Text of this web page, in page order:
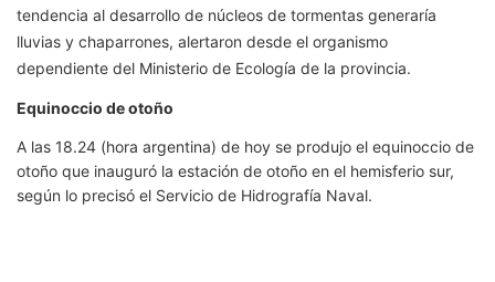
tendencia al desarrollo de núcleos de tormentas generaría
lluvias y chaparrones, alertaron desde el organismo
dependiente del Ministerio de Ecología de la provincia.
Equinoccio de otoño
A las 18.24 (hora argentina) de hoy se produjo el equinoccio de
otoño que inauguró la estación de otoño en el hemisferio sur,
según lo precisó el Servicio de Hidrografía Naval.